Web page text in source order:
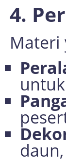
4.
Materi